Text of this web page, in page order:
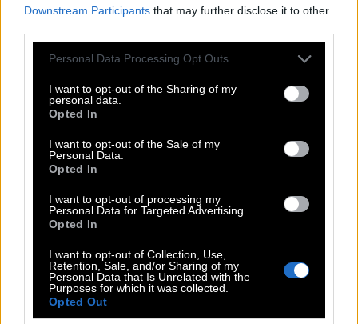
Downstream Participants that may further disclose it to other
Please note that this website/app uses one or more Google
not limited to your visit or usage behaviour. You may click to
grant or deny consent to Google and its third-party tags to
use your data for below specified purposes in below Google
consent section.
Personal Data Processing Opt Outs
I want to opt-out of the Sharing of my
personal data.
Opted In
I want to opt-out of the Sale of my
Personal Data.
Opted In
I want to opt-out of processing my
Personal Data for Targeted Advertising.
Opted In
I want to opt-out of Collection, Use,
Retention, Sale, and/or Sharing of my
Personal Data that Is Unrelated with the
Purposes for which it was collected.
Opted Out
εξοπλιστικό πρόγραμμα
συστάσεως ελληνικού κράτους, συνολικού ύψους
17 τρισεκατομμυρίων δραχμών
. Στις 21 Ιουλίου
2004, ο σημερινός υπουργός Εθνικής Άμυνας,
Σπήλιος Σπηλιωτόπουλος
Ρώσους και υπενθύμισε στην αντιπολίτευση την
εισαγγελική έρευνα που διεξάγεται για προμήθειες
την περίοδο που ο Τσοχατζόπουλος ήταν
υπουργός. «Τα βρήκαμε με τους Ρώσους για τα
αφορμή την επιτυχή ολοκλήρωση της
επαναδιαπραγμάτευσης μιας «αμαρτωλής»
συμφωνίας, αυτής των αντισταθμιστικών